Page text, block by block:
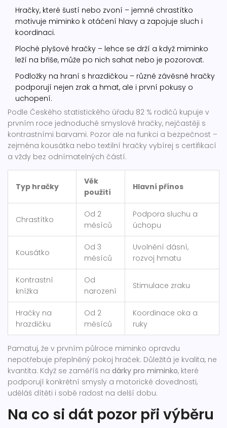
Hračky, které šustí nebo zvoní – jemné chrastítko
motivuje miminko k otáčení hlavy a zapojuje sluch i
koordinaci.
Ploché plyšové hračky – lehce se drží a když miminko
leží na břiše, může po nich sahat nebo je pozorovat.
Podložky na hraní s hrazdičkou – různé závěsné hračky
podporují nejen zrak a hmat, ale i první pokusy o
uchopení.
Podle Českého statistického úřadu 82 % rodičů kupuje v
prvním roce jednoduché smyslové hračky, nejčastěji s
kontrastními barvami. Pozor ale na funkci a bezpečnost –
zejména kousátka nebo textilní hračky vybírej s certifikací
a vždy bez odnímatelných částí.
Typ hračky
Věk
použití
Hlavní přínos
Chrastítko
Od 2
měsíců
Podpora sluchu a
úchopu
Kousátko
Od 3
měsíců
Uvolnění dásní,
rozvoj hmatu
Kontrastní
knížka
Od
narození
Stimulace zraku
Hračky na
hrazdičku
Od 2
měsíců
Koordinace oka a
ruky
Pamatuj, že v prvním půlroce miminko opravdu
nepotřebuje přeplněný pokoj hraček. Důležitá je kvalita, ne
kvantita. Když se zaměříš na dárky pro miminko, které
podporují konkrétní smysly a motorické dovednosti,
uděláš dítěti i sobě radost na delší dobu.
Na co si dát pozor při výběru